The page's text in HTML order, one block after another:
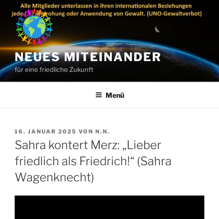
Inhalt
springen
NEUES MITEINANDER
für eine friedliche Zukunft
Menü
VERÖFFENTLICHT
AM
16. JANUAR 2025 VON N.N.
Sahra kontert Merz: „Lieber
friedlich als Friedrich!“ (Sahra
Wagenknecht)